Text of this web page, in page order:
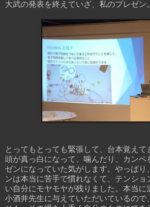
大武の発表を終えていざ、私のプレゼン。
とってもとっても緊張して、台本覚えて
頭が真っ白になって、噛んだり、カンペ
ゼンになっていた気がします。やっぱり
ンは本当に苦手で慣れなくて、テンショ
い自分にモヤモヤが残りました。本当に
小酒井先生に与えていただいているので